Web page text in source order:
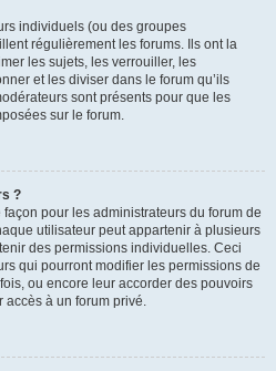
individuels (ou des groupes
régulièrement les forums. Ils ont la
les sujets, les verrouiller, les
et les diviser dans le forum qu’ils
sont présents pour que les
sur le forum.
?
pour les administrateurs du forum de
utilisateur peut appartenir à plusieurs
des permissions individuelles. Ceci
qui pourront modifier les permissions de
ou encore leur accorder des pouvoirs
à un forum privé.